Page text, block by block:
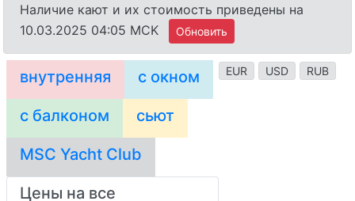
Наличие кают и их стоимость приведены на
10.03.2025 04:05 MCK
Обновить
EUR USD RUB
внутренняя с окном
с балконом сьют
MSC Yacht Club
Цены на все